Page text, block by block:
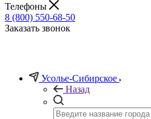
Телефоны
8 (800) 550-68-50
Заказать звонок
Усолье-Сибирское
Назад